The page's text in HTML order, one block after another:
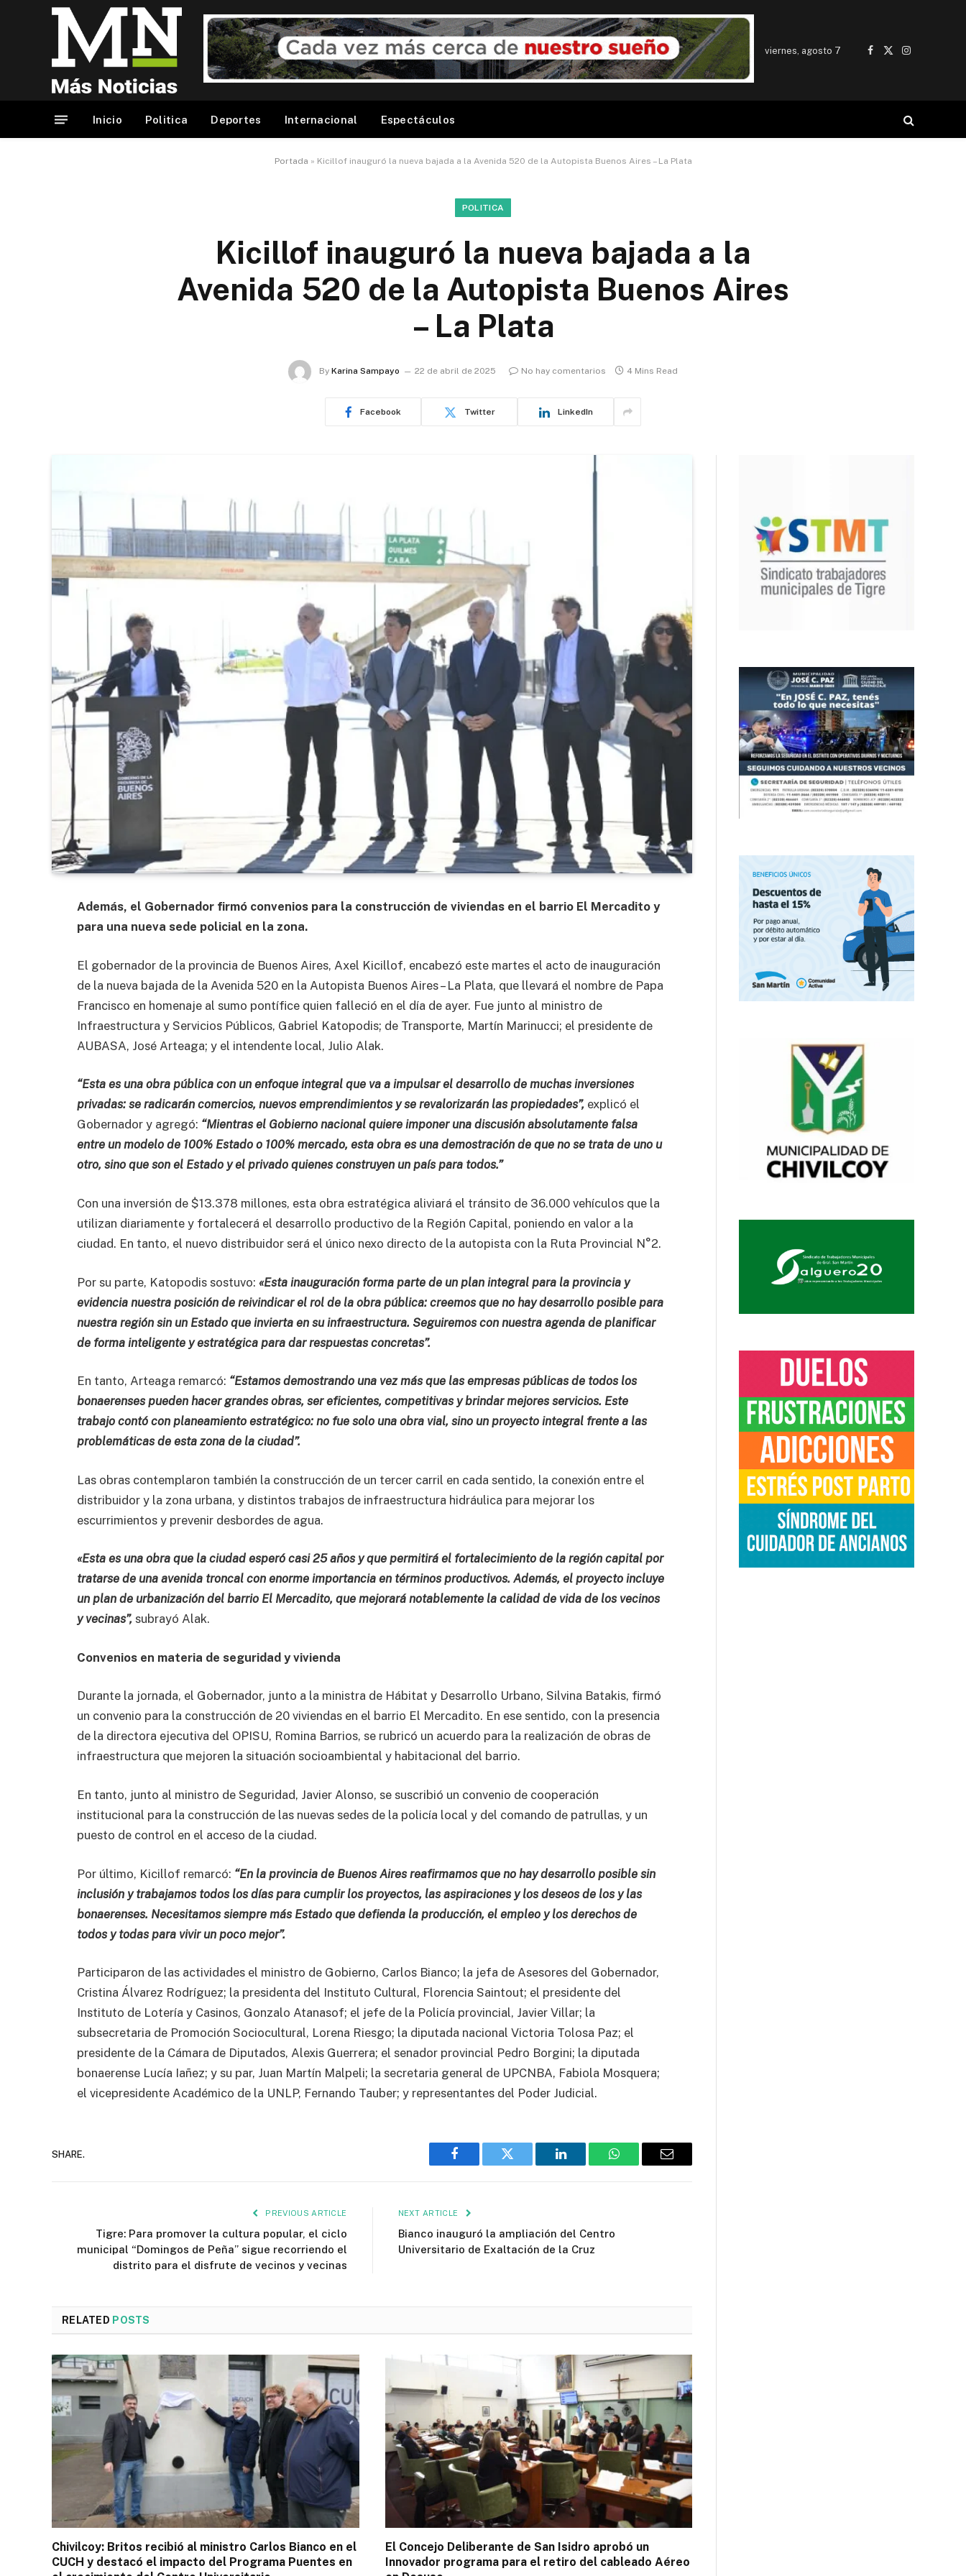
viernes, agosto 7
Facebook
X
Instagram
Inicio Politica Deportes Internacional Espectáculos
Portada » Kicillof inauguró la nueva bajada a la Avenida 520 de la Autopista Buenos Aires – La Plata
POLITICA
Kicillof inauguró la nueva bajada a la
Avenida 520 de la Autopista Buenos Aires
– La Plata
By Karina Sampayo 22 de abril de 2025 No hay comentarios 4 Mins Read
Facebook Twitter LinkedIn
Además, el Gobernador firmó convenios para la construcción de viviendas en el barrio El Mercadito y
para una nueva sede policial en la zona.
El gobernador de la provincia de Buenos Aires, Axel Kicillof, encabezó este martes el acto de inauguración
de la nueva bajada de la Avenida 520 en la Autopista Buenos Aires – La Plata, que llevará el nombre de Papa
Francisco en homenaje al sumo pontífice quien falleció en el día de ayer. Fue junto al ministro de
Infraestructura y Servicios Públicos, Gabriel Katopodis; de Transporte, Martín Marinucci; el presidente de
AUBASA, José Arteaga; y el intendente local, Julio Alak.
“Esta es una obra pública con un enfoque integral que va a impulsar el desarrollo de muchas inversiones
privadas: se radicarán comercios, nuevos emprendimientos y se revalorizarán las propiedades”, explicó el
Gobernador y agregó: “Mientras el Gobierno nacional quiere imponer una discusión absolutamente falsa
entre un modelo de 100% Estado o 100% mercado, esta obra es una demostración de que no se trata de uno u
otro, sino que son el Estado y el privado quienes construyen un país para todos.”
Con una inversión de $13.378 millones, esta obra estratégica aliviará el tránsito de 36.000 vehículos que la
utilizan diariamente y fortalecerá el desarrollo productivo de la Región Capital, poniendo en valor a la
ciudad. En tanto, el nuevo distribuidor será el único nexo directo de la autopista con la Ruta Provincial N°2.
Por su parte, Katopodis sostuvo:«Esta inauguración forma parte de un plan integral para la provincia y
evidencia nuestra posición de reivindicar el rol de la obra pública: creemos que no hay desarrollo posible para
nuestra región sin un Estado que invierta en su infraestructura. Seguiremos con nuestra agenda de planificar
de forma inteligente y estratégica para dar respuestas concretas”.
En tanto, Arteaga remarcó: “Estamos demostrando una vez más que las empresas públicas de todos los
bonaerenses pueden hacer grandes obras, ser eficientes, competitivas y brindar mejores servicios. Este
trabajo contó con planeamiento estratégico: no fue solo una obra vial, sino un proyecto integral frente a las
problemáticas de esta zona de la ciudad”.
Las obras contemplaron también la construcción de un tercer carril en cada sentido, la conexión entre el
distribuidor y la zona urbana, y distintos trabajos de infraestructura hidráulica para mejorar los
escurrimientos y prevenir desbordes de agua.
«Esta es una obra que la ciudad esperó casi 25 años y que permitirá el fortalecimiento de la región capital por
tratarse de una avenida troncal con enorme importancia en términos productivos. Además, el proyecto incluye
un plan de urbanización del barrio El Mercadito, que mejorará notablemente la calidad de vida de los vecinos
y vecinas”,subrayó Alak.
Convenios en materia de seguridad y vivienda
Durante la jornada, el Gobernador, junto a la ministra de Hábitat y Desarrollo Urbano, Silvina Batakis, firmó
un convenio para la construcción de 20 viviendas en el barrio El Mercadito. En ese sentido, con la presencia
de la directora ejecutiva del OPISU, Romina Barrios, se rubricó un acuerdo para la realización de obras de
infraestructura que mejoren la situación socioambiental y habitacional del barrio.
En tanto, junto al ministro de Seguridad, Javier Alonso, se suscribió un convenio de cooperación
institucional para la construcción de las nuevas sedes de la policía local y del comando de patrullas, y un
puesto de control en el acceso de la ciudad.
Por último, Kicillof remarcó: “En la provincia de Buenos Aires reafirmamos que no hay desarrollo posible sin
inclusión y trabajamos todos los días para cumplir los proyectos, las aspiraciones y los deseos de los y las
bonaerenses. Necesitamos siempre más Estado que defienda la producción, el empleo y los derechos de
todos y todas para vivir un poco mejor”.
Participaron de las actividades el ministro de Gobierno, Carlos Bianco; la jefa de Asesores del Gobernador,
Cristina Álvarez Rodríguez; la presidenta del Instituto Cultural, Florencia Saintout; el presidente del
Instituto de Lotería y Casinos, Gonzalo Atanasof; el jefe de la Policía provincial, Javier Villar; la
subsecretaria de Promoción Sociocultural, Lorena Riesgo; la diputada nacional Victoria Tolosa Paz; el
presidente de la Cámara de Diputados, Alexis Guerrera; el senador provincial Pedro Borgini; la diputada
bonaerense Lucía Iañez; y su par, Juan Martín Malpeli; la secretaria general de UPCNBA, Fabiola Mosquera;
el vicepresidente Académico de la UNLP, Fernando Tauber; y representantes del Poder Judicial.
SHARE.
Facebook Twitter LinkedIn WhatsAppEmail
PREVIOUS ARTICLE
Tigre: Para promover la cultura popular, el ciclo
municipal “Domingos de Peña” sigue recorriendo el
distrito para el disfrute de vecinos y vecinas
NEXT ARTICLE
Bianco inauguró la ampliación del Centro
Universitario de Exaltación de la Cruz
RELATED POSTS
Chivilcoy: Britos recibió al ministro Carlos Bianco en el
CUCH y destacó el impacto del Programa Puentes en
El Concejo Deliberante de San Isidro aprobó un
Innovador programa para el retiro del cableado Aéreo